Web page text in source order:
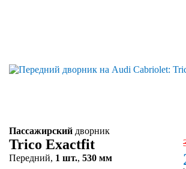
Пассажирский дворник
Trico Exactfit
Передний, 1 шт., 530 мм